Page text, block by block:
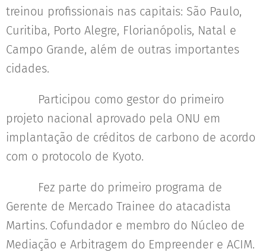
treinou profissionais nas capitais: São Paulo,
Curitiba, Porto Alegre, Florianópolis, Natal e
Campo Grande, além de outras importantes
cidades.
Participou como gestor do primeiro
projeto nacional aprovado pela ONU em
implantação de créditos de carbono de acordo
com o protocolo de Kyoto.
Fez parte do primeiro programa de
Gerente de Mercado Trainee do atacadista
Martins. Cofundador e membro do Núcleo de
Mediação e Arbitragem do Empreender e ACIM.